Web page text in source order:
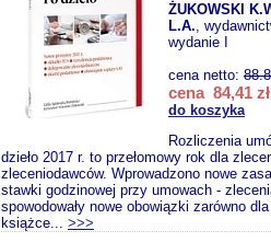
ŻUKOWSKI
L.A.,
wydanie I
cena netto:
cena 84,41 zł
do koszyka
Rozliczenia
dzieło 2017 r. to przełomowy rok dla
zleceniodawców. Wprowadzono nowe
stawki godzinowej przy umowach -
spowodowały nowe obowiązki zarówno
książce... >>>